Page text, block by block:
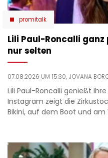
promitalk
Lili Paul-Roncalli
nur selten
07.08.2026 UM 15:30, JOVANA
Lili Paul-Roncalli genießt
Instagram zeigt die
Bikini, auf dem Boot und am